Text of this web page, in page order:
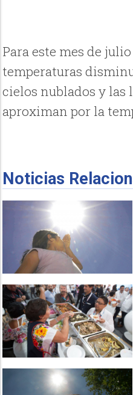
Para este mes de
temperaturas
cielos nublados y las
aproximan por la
Noticias